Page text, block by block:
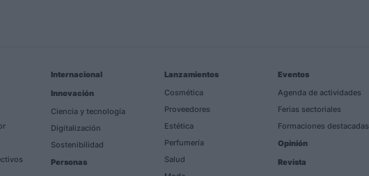
Internacional
Innovación
Ciencia y tecnología
Digitalización
Sostenibilidad
Personas
Lanzamientos
Cosmética
Proveedores
Estética
Perfumería
Salud
Eventos
Agenda de actividades
Ferias sectoriales
Formaciones destacadas
Opinión
Revista